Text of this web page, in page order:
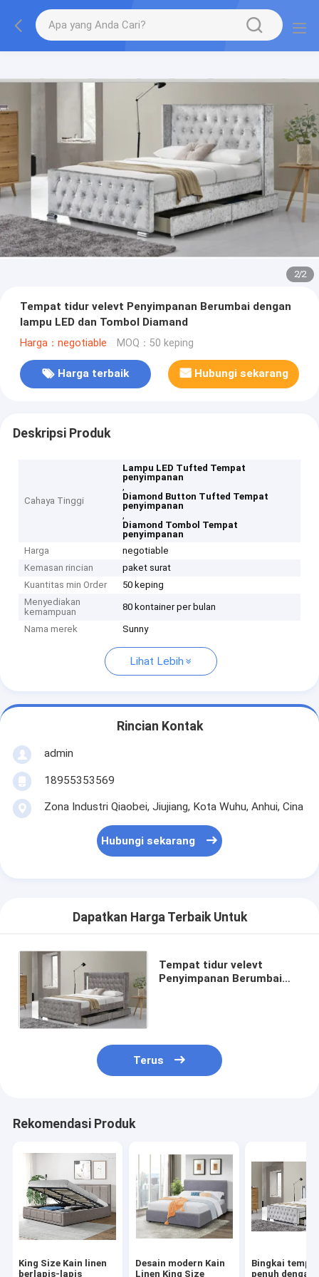
2/2
Tempat tidur velevt Penyimpanan Berumbai dengan
lampu LED dan Tombol Diamand
Harga：negotiable MOQ：50 keping
Harga terbaik Hubungi sekarang
Deskripsi Produk
Cahaya Tinggi
Lampu LED Tufted Tempat
penyimpanan
,
Diamond Button Tufted Tempat
penyimpanan
,
Diamond Tombol Tempat
penyimpanan
Harga
negotiable
Kemasan rincian
paket surat
Kuantitas min Order
50 keping
Menyediakan
kemampuan
80 kontainer per bulan
Nama merek Sunny
Lihat Lebih
Rincian Kontak
admin
18955353569
Zona Industri Qiaobei, Jiujiang, Kota Wuhu, Anhui, Cina
Hubungi sekarang
Dapatkan Harga Terbaik Untuk
Tempat tidur velevt
Penyimpanan Berumbai
Terus
Rekomendasi Produk
King Size Kain linen
berlapis-lapis
Desain modern Kain
Linen King Size
Bingkai
penuh dengan